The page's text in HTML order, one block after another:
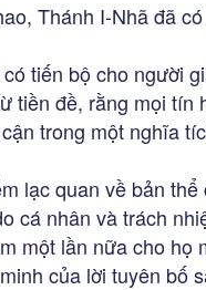
Thánh I-Nhã đã
tiến bộ cho người
tiền đề, rằng mọi tín
trong một nghĩa
lạc quan về bản
cá nhân và trách
một lần nữa cho họ
của lời tuyên bố